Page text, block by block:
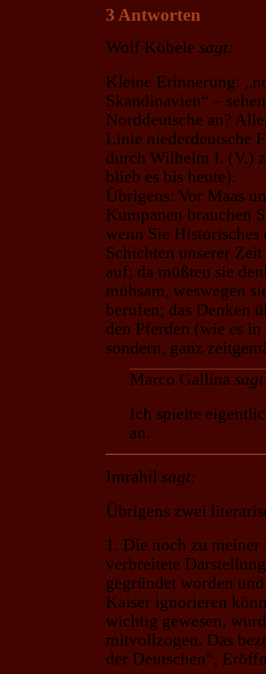
3 Antworten
Wolf Köbele sagt:
Kleine Erinnerung:
Skandinavien“ –
Norddeutsche an?
Linie niederdeutsche
durch Wilhelm I. (V.)
blieb es bis heute).
Übrigens: Vor Maas
Kumpanen brauchen
wenn Sie
Schichten unserer
auf; da müßten sie
mühsam, weswegen
berufen; das Denken
den Pferden (wie es
sondern, ganz
Marco Gallina
Ich spielte
an.
Imrahil sagt:
Übrigens zwei
1. Die noch zu
verbreitete
gegründet worden
Kaiser ignorieren
wichtig gewesen,
mitvollzogen. Das
der Deutschen“,